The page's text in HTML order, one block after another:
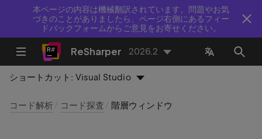
本ページの内容は機械翻訳されています。問題やお気
づきのことがありましたら、ページ右側にあるフィー
ドバックフォームからご意見をお寄せください。
ReSharper 2026.2
ショートカット:Visual Studio
コード解析 コード探査 階層ウィンドウ